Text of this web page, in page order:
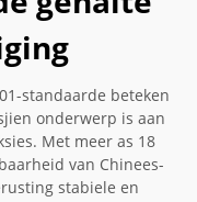
standaarde beteken
onderwerp is aan
Met meer as 18
van Chinees-
stabiele en